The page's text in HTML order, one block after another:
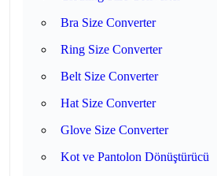
Bra Size Converter
Ring Size Converter
Belt Size Converter
Hat Size Converter
Glove Size Converter
Kot ve Pantolon Dönüştürücü